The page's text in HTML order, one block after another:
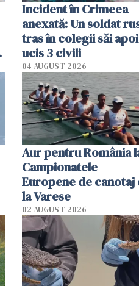
Incident în Crimeea
anexată: Un soldat
tras în colegii săi
ucis 3 civili
04 AUGUST 2026
Aur pentru România
Campionatele
Europene de canotaj
la Varese
02 AUGUST 2026